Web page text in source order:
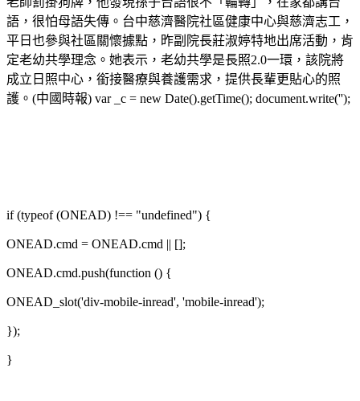
語，很怕母語失傳。台中慈濟醫院社區健康中心與慈濟志工，
平日也參與社區關懷據點，昨副院長莊淑婷特地出席活動，肯
定老幼共學理念。她表示，老幼共學是長照2.0一環，該院將
成立日照中心，銜接醫療與養護需求，提供長輩更貼心的照
護。(中國時報) var _c = new Date().getTime(); document.write('');
if (typeof (ONEAD) !== "undefined") {
ONEAD.cmd = ONEAD.cmd || [];
ONEAD.cmd.push(function () {
ONEAD_slot('div-mobile-inread', 'mobile-inread');
});
}